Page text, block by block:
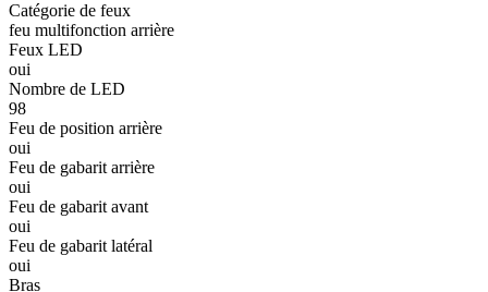
Catégorie de feux
feu multifonction arrière
Feux LED
oui
Nombre de LED
98
Feu de position arrière
oui
Feu de gabarit arrière
oui
Feu de gabarit avant
oui
Feu de gabarit latéral
oui
Bras